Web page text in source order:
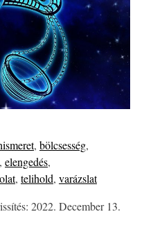
, bölcsesség,
, elengedés,
, telihold, varázslat
2022. December 13.